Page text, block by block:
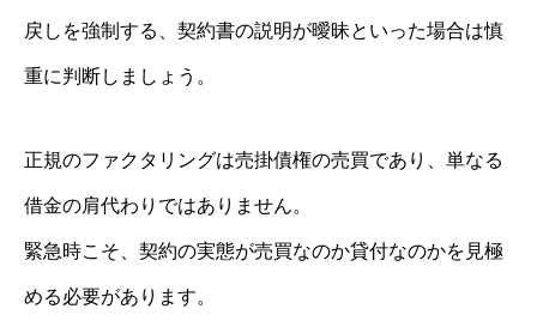
戻しを強制する、契約書の説明が曖昧といった場合は慎
重に判断しましょう。
正規のファクタリングは売掛債権の売買であり、単なる
借金の肩代わりではありません。
緊急時こそ、契約の実態が売買なのか貸付なのかを見極
める必要があります。